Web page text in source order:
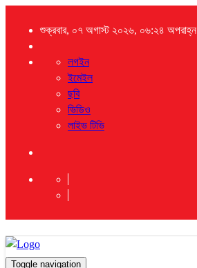
শুক্রবার, ০৭ অগাস্ট ২০২৬, ০৬:২৪ অপরাহ্ন
লগইন
ইমেইল
ছবি
ভিডিও
লাইভ টিভি
Toggle navigation